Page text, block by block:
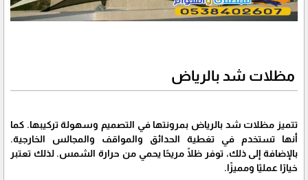
مظلات شد بالرياض
تتميز مظلات شد بالرياض بمرونتها في التصميم وسهولة تركيبها. كما
أنها تستخدم في تغطية الحدائق والمواقف والمجالس الخارجية.
بالإضافة إلى ذلك، توفر ظلًا مريحًا يحمي من حرارة الشمس. لذلك تعتبر
خيارًا عمليًا ومميزًا.